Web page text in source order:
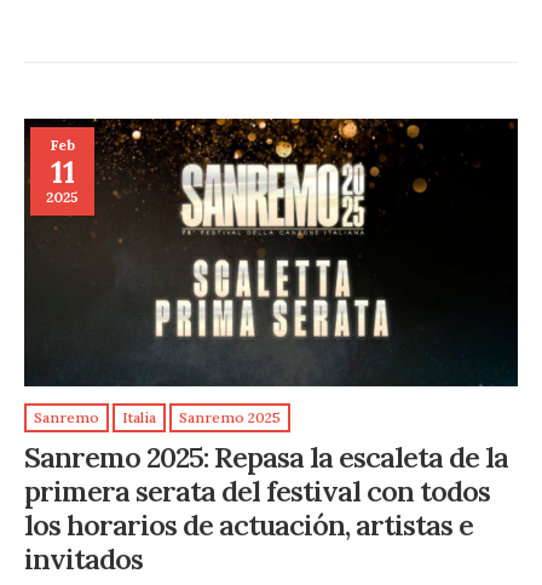
Feb
11
2025
Sanremo Italia Sanremo 2025
Sanremo 2025: Repasa la escaleta de la
primera serata del festival con todos
los horarios de actuación, artistas e
invitados